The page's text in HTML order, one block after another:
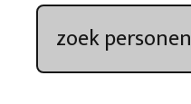
Kroniek